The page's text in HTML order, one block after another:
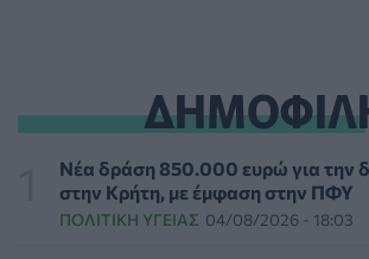
ΛΔ Κονγκό: Πάνω από 4.000 τα
κρούσματα Έμπολα
ΥΓΕΊΑ 07/08/2026 - 10:30
Νέα δράση 850.000 ευρώ για την
στην Κρήτη, με έμφαση στην ΠΦΥ
ΠΟΛΙΤΙΚΉ ΥΓΕΊΑΣ 04/08/2026 - 18:03